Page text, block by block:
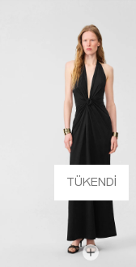
TÜKENDI